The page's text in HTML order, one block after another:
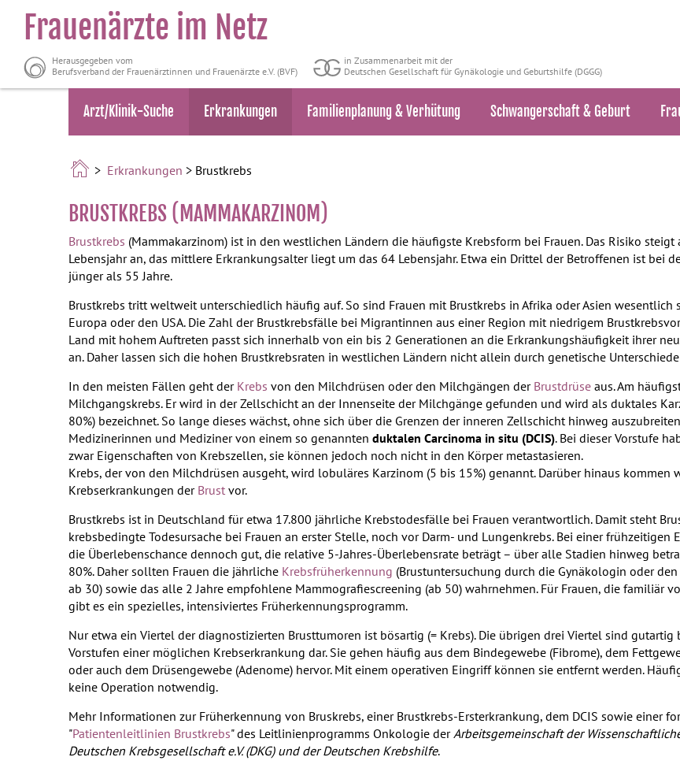
Frauenärzte im Netz
Herausgegeben vom
Berufsverband der Frauenärztinnen und Frauenärzte e.V. (BVF)
in Zusammenarbeit mit der
Deutschen Gesellschaft für Gynäkologie und Geburtshilfe (DGGG)
Arzt/Klinik-Suche Erkrankungen Familienplanung & Verhütung Schwangerschaft & Geburt
> Erkrankungen > Brustkrebs
BRUSTKREBS (MAMMAKARZINOM)
Brustkrebs (Mammakarzinom) ist in den westlichen Ländern die häufigste Krebsform bei Frauen. Das Risiko steigt
Lebensjahr an, das mittlere Erkrankungsalter liegt um das 64 Lebensjahr. Etwa ein Drittel der Betroffenen ist bei
jünger als 55 Jahre.
Brustkrebs tritt weltweit unterschiedlich häufig auf. So sind Frauen mit Brustkrebs in Afrika oder Asien wesentlich
Europa oder den USA. Die Zahl der Brustkrebsfälle bei Migrantinnen aus einer Region mit niedrigem
Land mit hohem Auftreten passt sich innerhalb von ein bis 2 Generationen an die Erkrankungshäufigkeit ihrer
an. Daher lassen sich die hohen Brustkrebsraten in westlichen Ländern nicht allein durch genetische
In den meisten Fällen geht der Krebs von den Milchdrüsen oder den Milchgängen der Brustdrüse aus. Am
Milchgangskrebs. Er wird in der Zellschicht an der Innenseite der Milchgänge gefunden und wird als duktales
80%) bezeichnet. So lange dieses wächst, ohne sich über die Grenzen der inneren Zellschicht hinweg
Medizinerinnen und Mediziner von einem so genannten duktalen Carcinoma in situ (DCIS). Bei dieser Vorstufe
zwar Eigenschaften von Krebszellen, sie können jedoch noch nicht in den Körper metastasieren.
Krebs, der von den Milchdrüsen ausgeht, wird lobuläres Karzinom (5 bis 15%) genannt. Darüber hinaus kommen
Krebserkrankungen der Brust vor.
Brustkrebs ist in Deutschland für etwa 17.800 jährliche Krebstodesfälle bei Frauen verantwortlich. Damit steht
krebsbedingte Todesursache bei Frauen an erster Stelle, noch vor Darm- und Lungenkrebs. Bei einer frühzeitigen
die Überlebenschance dennoch gut, die relative 5-Jahres-Überlebensrate beträgt – über alle Stadien hinweg
80%. Daher sollten Frauen die jährliche Krebsfrüherkennung (Brustuntersuchung durch die Gynäkologin oder
ab 30) sowie das alle 2 Jahre empfohlene Mammografiescreening (ab 50) wahrnehmen. Für Frauen, die familiär
gibt es ein spezielles, intensiviertes Früherkennungsprogramm.
Nur etwa ein Viertel der diagnostizierten Brusttumoren ist bösartig (= Krebs). Die übrigen drei Viertel sind gutartig
Vorstufen einer möglichen Krebserkrankung dar. Sie gehen häufig aus dem Bindegewebe (Fibrome), dem
oder auch dem Drüsengewebe (Adenome) hervor. Mit einem operativen Eingriff können sie entfernt werden.
keine Operation notwendig.
Mehr Informationen zur Früherkennung von Bruskrebs, einer Brustkrebs-Ersterkrankung, dem DCIS sowie einer
"Patientenleitlinien Brustkrebs" des Leitlinienprogramms Onkologie derArbeitsgemeinschaft der
Deutschen Krebsgesellschaft e.V. (DKG) und der Deutschen Krebshilfe.